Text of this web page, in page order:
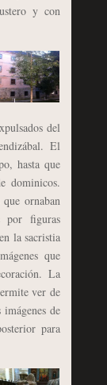
y con
del
El
hasta que
dominicos.
ornaban
por figuras
la sacristia
que
La
ver de
de
para